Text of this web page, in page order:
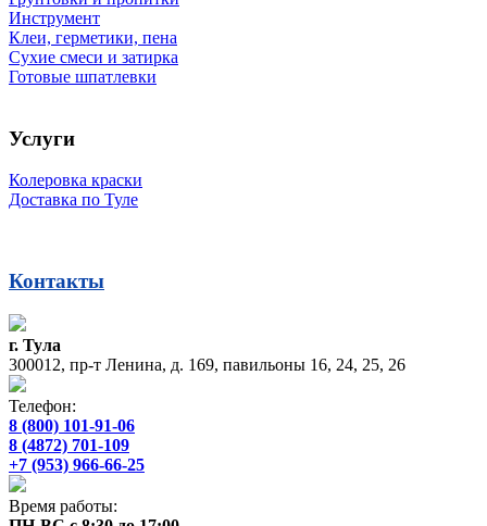
Инструмент
Клеи, герметики, пена
Сухие смеси и затирка
Готовые шпатлевки
Услуги
Колеровка краски
Доставка по Туле
Контакты
г. Тула
300012, пр-т Ленина, д. 169, павильоны 16, 24, 25, 26
Телефон:
8 (800) 101-91-06
8 (4872) 701-109
+7 (953) 966-66-25
Время работы: